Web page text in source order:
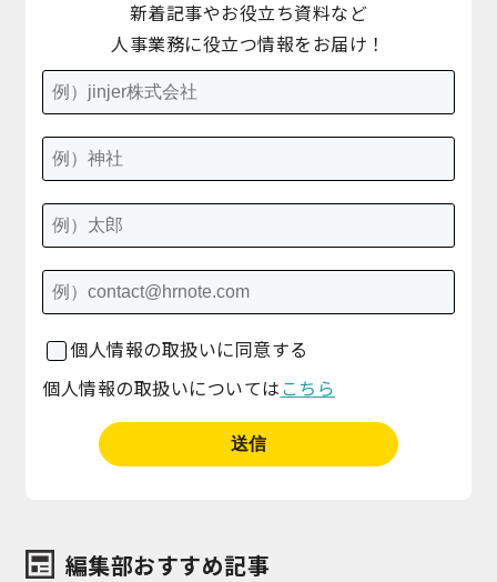
新着記事やお役立ち資料など
人事業務に役立つ情報をお届け！
個人情報の取扱いに同意する
個人情報の取扱いについては こちら
編集部おすすめ記事